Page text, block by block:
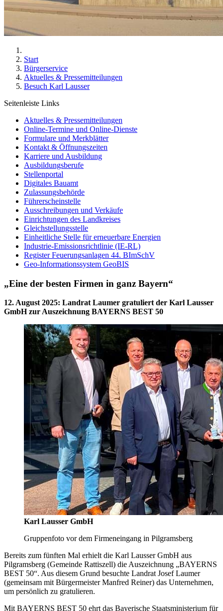
Start
Bürgerservice
Aktuelles & Pressemitteilungen
Besuch Karl Lausser
Seitenleiste Links
Aktuelles & Pressemitteilungen
Online-Termine und Online-Dienste
Formulare und Merkblätter
Kontakt & Öffnungszeiten
Karriere und Ausbildung
Ausbildungsberufe
Stellenportal
Digitales Bauamt
Zulassungsbehörde
Führerscheinstelle
Ausschreibungen und Verkäufe
Einrichtungen des Landkreises
Gleichstellungsstelle
Einheitliche Stelle für erneuerbare Energien
Industrie-Emissionsrichtlinie (IE-RL)
Register Feuerungsanlagen 44. BImSchV
Geo-Informationssystem GeoBIS
„Eine der besten Firmen in ganz Bayern“
12. August 2025: Landrat Laumer gratuliert der Karl Lausser
GmbH zur Auszeichnung BAYERNS BEST 50
Karl Lausser GmbH
Gruppenfoto vor dem Firmeneingang in Pilgramsberg
Bereits zum fünften Mal erhielt die Karl Lausser GmbH aus
Pilgramsberg (Gemeinde Rattiszell) die Auszeichnung „BAYERNS
BEST 50“. Aus diesem Grund besuchte Landrat Josef Laumer
(gemeinsam mit Bürgermeister Manfred Reiner) das Unternehmen,
um persönlich zu gratulieren.
Mit BAYERNS BEST 50 ehrt das Bayerische Staatsministerium für